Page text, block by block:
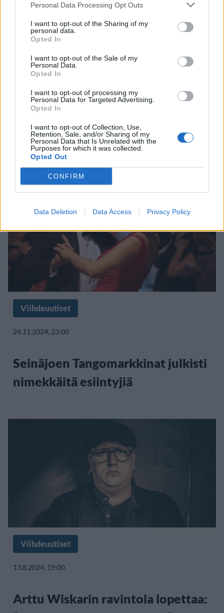
Personal Data Processing Opt Outs
I want to opt-out of the Sharing of my
personal data.
Opted In
I want to opt-out of the Sale of my
Personal Data.
Opted In
I want to opt-out of processing my
Personal Data for Targeted Advertising.
Opted In
I want to opt-out of Collection, Use,
Retention, Sale, and/or Sharing of my
Personal Data that Is Unrelated with the
Purposes for which it was collected.
Opted Out
CONFIRM
Data Deletion Data Access Privacy Policy
Viihdeuutiset
9.9.2025, 22:00
Iskelmä Gaalan ensimmäiset
esiintyjät paljastettiin
Viihdeuutiset
24.11.2024, 23:00
Seinäjoen Tangomarkkinat julkisti
nimekkäitä esiintyjiä
Viihdeuutiset
13.8.2024, 19:00
Arttu Wiskarin ravintola lopettaa: